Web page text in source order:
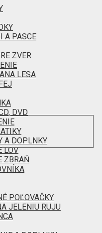
A PASCE
ZVER
LESA
DVD
A DOPLNKY
LOV
ZBRAŇ
POĽOVAČKY
JELENIU RUJU